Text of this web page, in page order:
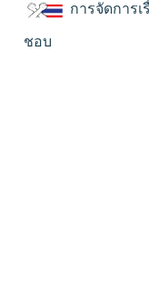
การจัดการ
ชอบ